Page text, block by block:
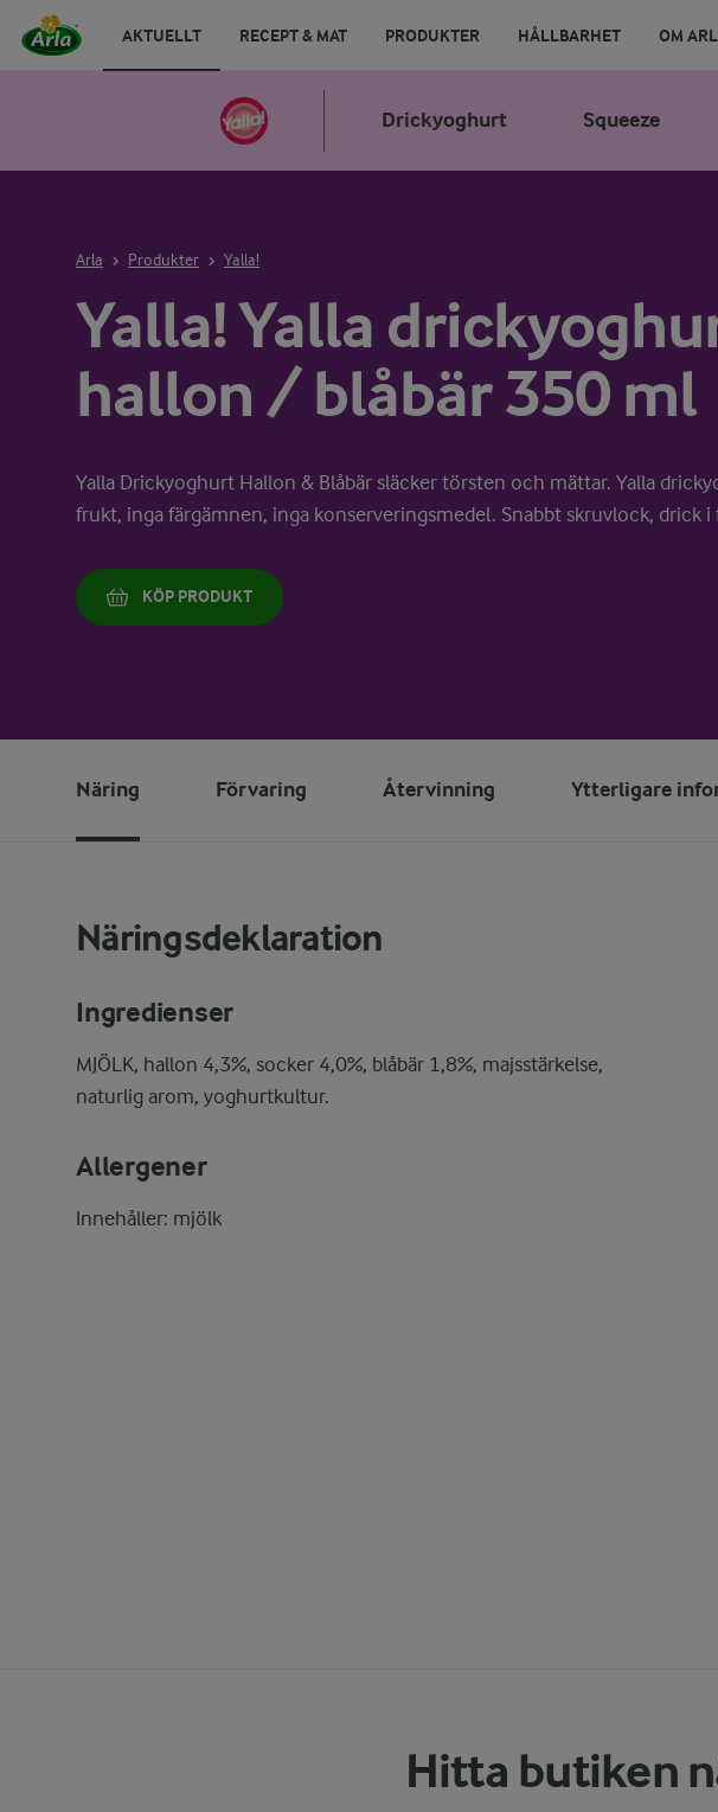
AKTUELLT RECEPT & MAT PRODUKTER HÅLLBARHET OM
Drickyoghurt Squeeze
Arla Produkter Yalla!
Yalla! Yalla
hallon / blåbär 350 ml
KÖP PRODUKT
Yalla Drickyoghurt Hallon & Blåbär släcker törsten och mättar. Yalla
frukt, inga färgämnen, inga konserveringsmedel. Snabbt skruvlock, drick i
Näring Förvaring Återvinning Ytterligare
Näringsdeklaration
Ingredienser
MJÖLK, hallon 4,3%, socker 4,0%, blåbär 1,8%, majsstärkelse,
naturlig arom, yoghurtkultur.
Allergener
Innehåller: mjölk
Hitta butiken